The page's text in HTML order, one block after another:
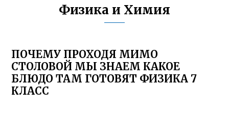
Физика и Химия
ПОЧЕМУ ПРОХОДЯ МИМО
СТОЛОВОЙ МЫ ЗНАЕМ КАКОЕ
БЛЮДО ТАМ ГОТОВЯТ ФИЗИКА 7
КЛАСС